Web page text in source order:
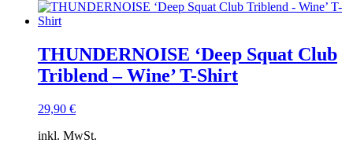
THUNDERNOISE ‘Deep Squat Club
Triblend – Wine’ T-Shirt
29,90 €
inkl. MwSt.